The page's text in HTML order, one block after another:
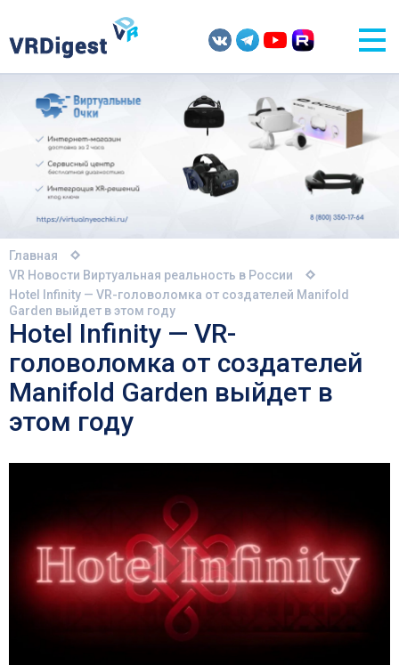
Главная
VR Новости Виртуальная реальность в России
Hotel Infinity — VR-головоломка от создателей Manifold
Garden выйдет в этом году
Hotel Infinity — VR-
головоломка от создателей
Manifold Garden выйдет в
этом году